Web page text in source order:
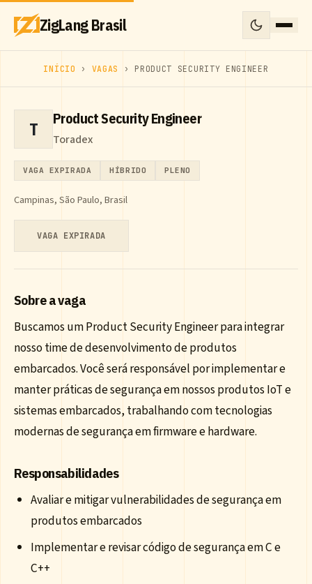
ZigLang Brasil
INÍCIO › VAGAS › PRODUCT SECURITY ENGINEER
T Product Security Engineer
Toradex
VAGA EXPIRADA HÍBRIDO PLENO
Campinas, São Paulo, Brasil
VAGA EXPIRADA
Sobre a vaga
Buscamos um Product Security Engineer para integrar
nosso time de desenvolvimento de produtos
embarcados. Você será responsável por implementar e
manter práticas de segurança em nossos produtos IoT e
sistemas embarcados, trabalhando com tecnologias
modernas de segurança em firmware e hardware.
Responsabilidades
Avaliar e mitigar vulnerabilidades de segurança em
produtos embarcados
Implementar e revisar código de segurança em C e
C++